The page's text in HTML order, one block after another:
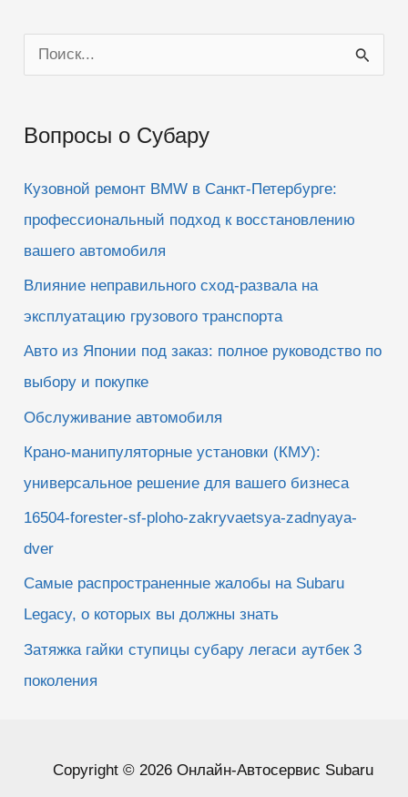
о
с
Вопросы о Субару
Кузовной ремонт BMW в Санкт-Петербурге:
профессиональный подход к восстановлению
вашего автомобиля
Влияние неправильного сход-развала на
эксплуатацию грузового транспорта
Авто из Японии под заказ: полное руководство по
выбору и покупке
Обслуживание автомобиля
Крано-манипуляторные установки (КМУ):
универсальное решение для вашего бизнеса
16504-forester-sf-ploho-zakryvaetsya-zadnyaya-
dver
Самые распространенные жалобы на Subaru
Legacy, о которых вы должны знать
Затяжка гайки ступицы субару легаси аутбек 3
поколения
Copyright © 2026 Онлайн-Автосервис Subaru